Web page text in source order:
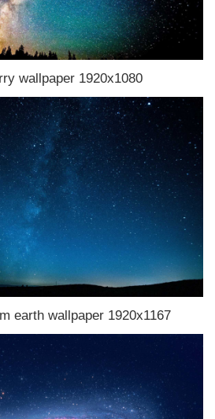
wallpaper 1920x1080
earth wallpaper 1920x1167